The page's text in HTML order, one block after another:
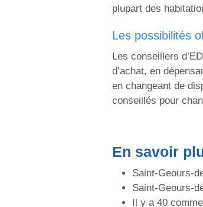
plupart des
les possibilités
Les conseillers
d’achat, en
en changeant de
conseillés pour
En savoir
Saint-Geours-
Saint-Geours-
Il y a 40